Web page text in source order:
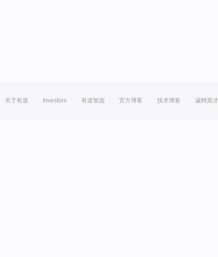
关于有道 Investors 有道智选 官方博客 技术博客 诚聘英才